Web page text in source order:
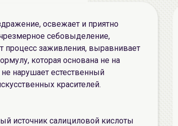
освежает и приятно
себовыделение,
процесс заживления, выравнивает
которая основана не на
не нарушает естественный
красителей.
источник салициловой кислоты